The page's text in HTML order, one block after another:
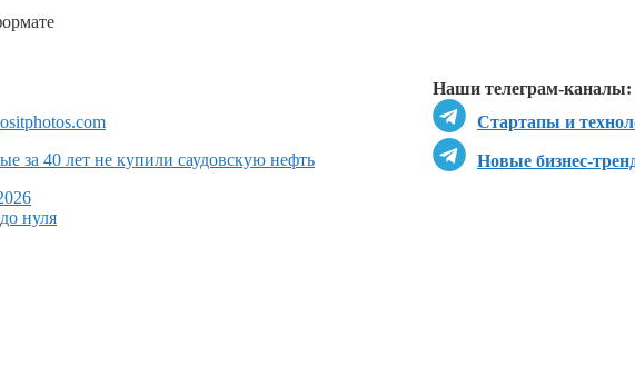
Наши телеграм-каналы:
Стартапы и
Новые бизнес-
за 40 лет не купили саудовскую нефть
нуля